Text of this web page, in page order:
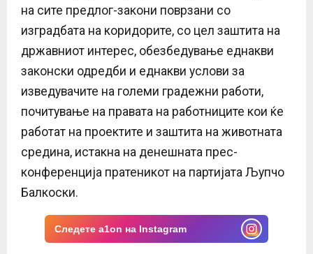
U
на сите предлог-закони поврзани со
изградбата на коридорите, со цел заштита на
државниот интерес, обезбедување еднакви
законски одредби и еднакви услови за
изведувачите на големи градежни работи,
почитување на правата на работниците кои ќе
работат на проектите и заштита на животната
средина, истакна на денешната прес-
конференција пратеникот на партијата Љупчо
Балкоски.
Следете a1on на Instagram